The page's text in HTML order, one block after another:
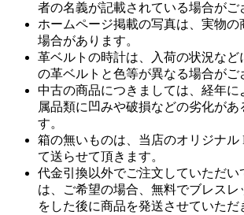
者の名義が記載されている場合がご
ホームページ掲載の写真は、実物の
場合があります。
革ベルトの時計は、入荷の状況など
の革ベルトと色等が異なる場合がご
中古の商品につきましては、経年に
属品類に凹みや破損などの劣化があ
す。
箱の無いものは、当店のオリジナル
て送らせて頂きます。
代金引換以外でご注文していただい
は、ご希望の場合、無料でブレスレ
をした後に商品を発送させていただ